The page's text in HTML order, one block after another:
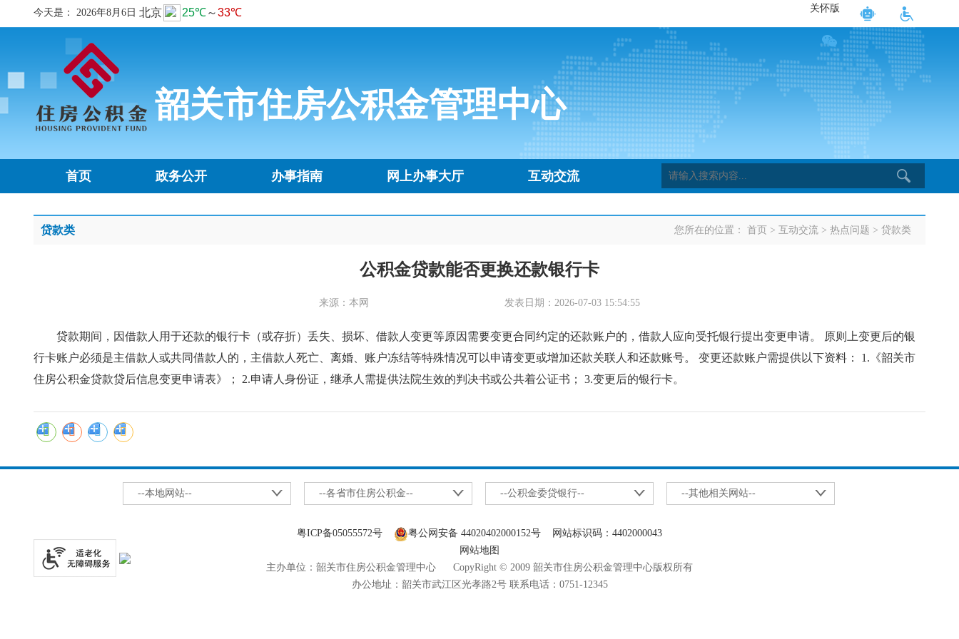
今天是： 2026年8月6日 关怀版
韶关市住房公积金管理中心
首页 政务公开 办事指南 网上办事大厅 互动交流
您所在的位置： 首页 > 互动交流 > 热点问题 > 贷款类
贷款类
公积金贷款能否更换还款银行卡
来源：本网 发表日期：2026-07-03 15:54:55
贷款期间，因借款人用于还款的银行卡（或存折）丢失、损坏、借款人变更等原因需要变更合同约定的还款账户的，借款人应向受托银行提出变更申请。 原则上变更后的银
行卡账户必须是主借款人或共同借款人的，主借款人死亡、离婚、账户冻结等特殊情况可以申请变更或增加还款关联人和还款账号。 变更还款账户需提供以下资料： 1.《韶关市
住房公积金贷款贷后信息变更申请表》； 2.申请人身份证，继承人需提供法院生效的判决书或公共着公证书； 3.变更后的银行卡。
--本地网站-- --各省市住房公积金-- --公积金委贷银行-- --其他相关网站--
粤ICP备05055572号 粤公网安备 44020402000152号 网站标识码：4402000043
网站地图
主办单位：韶关市住房公积金管理中心 CopyRight © 2009 韶关市住房公积金管理中心版权所有
办公地址：韶关市武江区光孝路2号 联系电话：0751-12345